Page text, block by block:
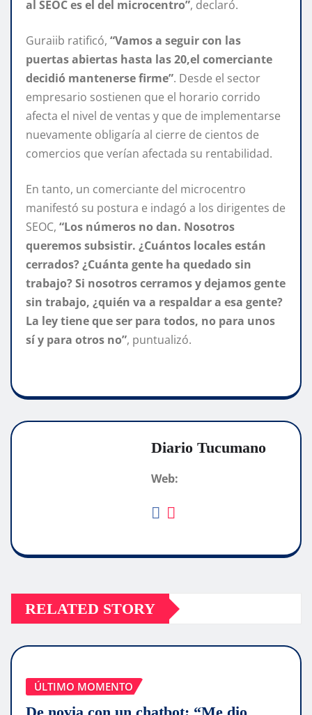
al SEOC es el del microcentro”, declaró.
Guraiib ratificó, “Vamos a seguir con las
puertas abiertas hasta las 20,el comerciante
decidió mantenerse firme”. Desde el sector
empresario sostienen que el horario corrido
afecta el nivel de ventas y que de implementarse
nuevamente obligaría al cierre de cientos de
comercios que verían afectada su rentabilidad.
En tanto, un comerciante del microcentro
manifestó su postura e indagó a los dirigentes de
SEOC, “Los números no dan. Nosotros
queremos subsistir. ¿Cuántos locales están
cerrados? ¿Cuánta gente ha quedado sin
trabajo? Si nosotros cerramos y dejamos gente
sin trabajo, ¿quién va a respaldar a esa gente?
La ley tiene que ser para todos, no para unos
sí y para otros no”, puntualizó.
Diario Tucumano
Web:
RELATED STORY
ÚLTIMO MOMENTO